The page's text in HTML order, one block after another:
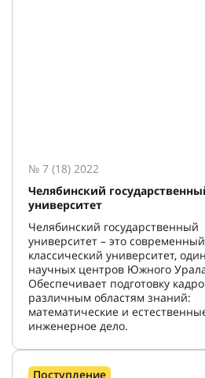
№ 7 (18) 2022
Челябинский
университет
Челябинский государственный
университет – это современный
классический университет,
научных центров Южного
Обеспечивает подготовку
различным областям знаний:
математические и
инженерное дело.
Поступление